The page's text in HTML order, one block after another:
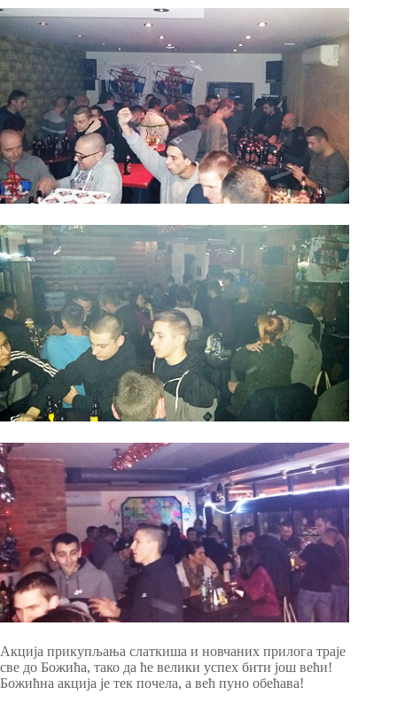
Акција прикупљања слаткиша и новчаних прилога траје
све до Божића, тако да ће велики успех бити још већи!
Божићна акција је тек почела, а већ пуно обећава!